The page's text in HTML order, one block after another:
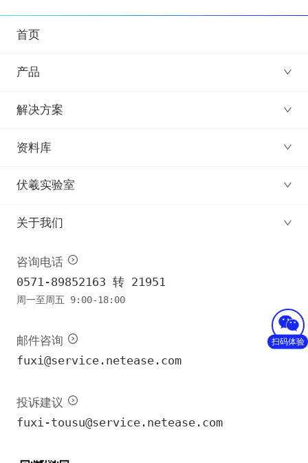
首页
产品
解决方案
资料库
伏羲实验室
关于我们
咨询电话
0571-89852163 转 21951
周一至周五 9:00-18:00
邮件咨询
fuxi@service.netease.com
投诉建议
fuxi-tousu@service.netease.com
扫码体验